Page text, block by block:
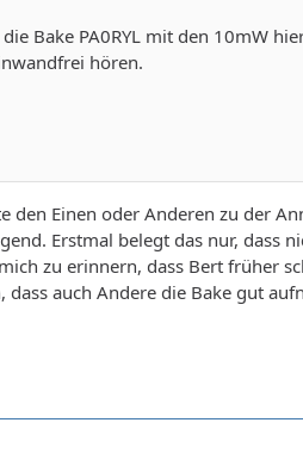
Bake PA0RYL mit den 10mW
hören.
Einen oder Anderen zu der
Erstmal belegt das nur, dass
zu erinnern, dass Bert früher
auch Andere die Bake gut